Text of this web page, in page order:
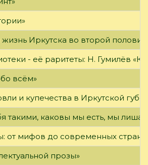
Иркутска во второй
- её раритеты: Н. Гумилёв
всём»
и купечества в Иркутской
такими, каковы мы есть, мы
от мифов до современных
прозы»